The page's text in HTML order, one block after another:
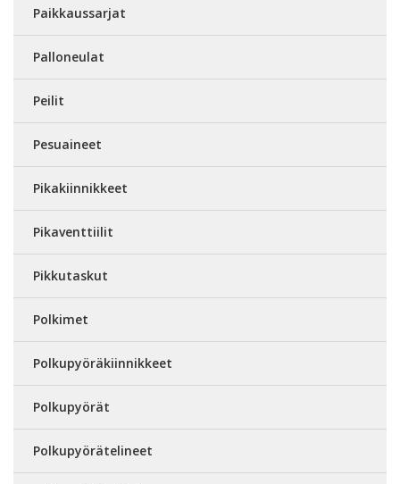
Paikkaussarjat
Palloneulat
Peilit
Pesuaineet
Pikakiinnikkeet
Pikaventtiilit
Pikkutaskut
Polkimet
Polkupyöräkiinnikkeet
Polkupyörät
Polkupyörätelineet